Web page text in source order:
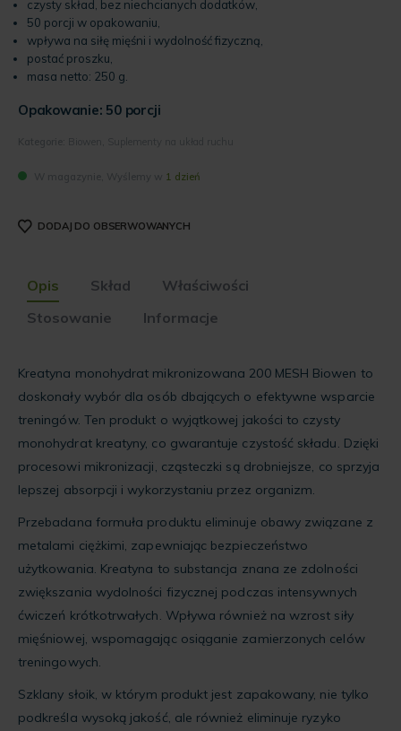
czysty skład, bez niechcianych dodatków,
50 porcji w opakowaniu,
wpływa na siłę mięśni i wydolność fizyczną,
postać proszku,
masa netto: 250 g.
Opakowanie: 50 porcji
1 dzień
DODAJ DO OBSERWOWANYCH
Opis Skład
Właściwości
Stosowanie
Informacje
Kreatyna monohydrat mikronizowana 200 MESH Biowen to
doskonały wybór dla osób dbających o efektywne wsparcie
treningów. Ten produkt o wyjątkowej jakości to czysty
monohydrat kreatyny, co gwarantuje czystość składu. Dzięki
procesowi mikronizacji, cząsteczki są drobniejsze, co sprzyja
lepszej absorpcji i wykorzystaniu przez organizm.
Przebadana formuła produktu eliminuje obawy związane z
metalami ciężkimi, zapewniając bezpieczeństwo
użytkowania. Kreatyna to substancja znana ze zdolności
zwiększania wydolności fizycznej podczas intensywnych
ćwiczeń krótkotrwałych. Wpływa również na wzrost siły
mięśniowej, wspomagając osiąganie zamierzonych celów
treningowych.
Szklany słoik, w którym produkt jest zapakowany, nie tylko
podkreśla wysoką jakość, ale również eliminuje ryzyko